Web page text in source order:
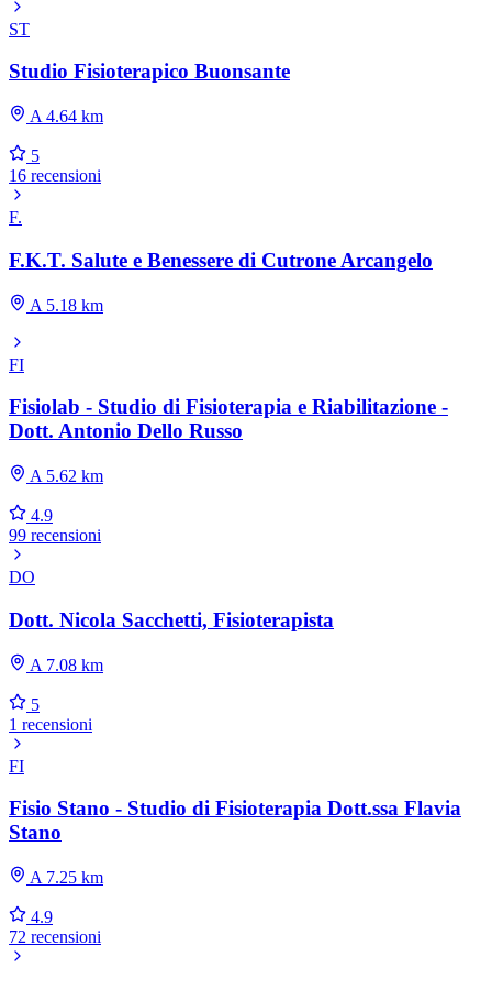
ST
Studio Fisioterapico Buonsante
A 4.64 km
5
16 recensioni
F.
F.K.T. Salute e Benessere di Cutrone Arcangelo
A 5.18 km
FI
Fisiolab - Studio di Fisioterapia e Riabilitazione -
Dott. Antonio Dello Russo
A 5.62 km
4.9
99 recensioni
DO
Dott. Nicola Sacchetti, Fisioterapista
A 7.08 km
5
1 recensioni
FI
Fisio Stano - Studio di Fisioterapia Dott.ssa Flavia
Stano
A 7.25 km
4.9
72 recensioni